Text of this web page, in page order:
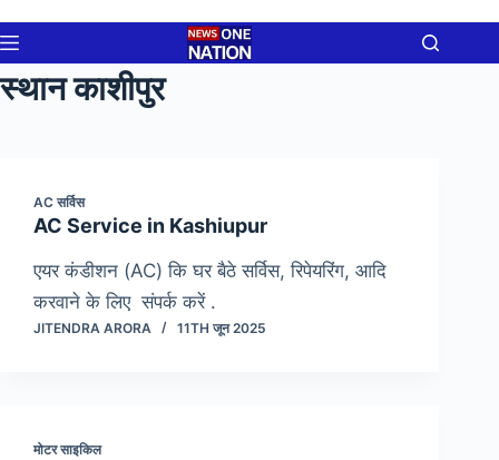
to
content
स्थानकाशीपुर
AC सर्विस
AC Service in Kashiupur
एयर कंडीशन (AC) कि घर बैठे सर्विस, रिपेयरिंग, आदि
करवाने के लिए संपर्क करें .
JITENDRA ARORA 11TH जून 2025
मोटर साइकिल